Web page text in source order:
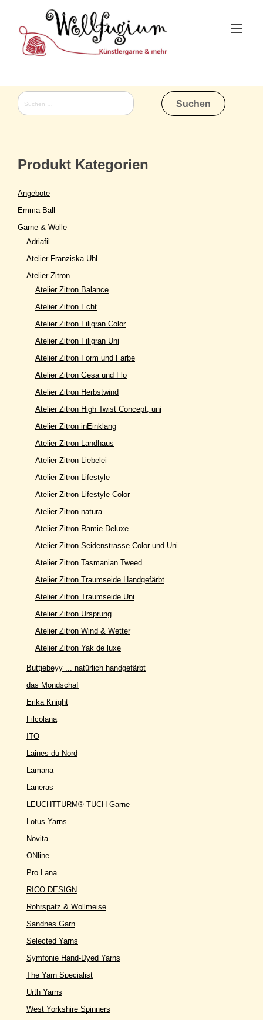
content
Suchen
nach:
Produkt Kategorien
Angebote
Emma Ball
Garne & Wolle
Adriafil
Atelier Franziska Uhl
Atelier Zitron
Atelier Zitron Balance
Atelier Zitron Echt
Atelier Zitron Filigran Color
Atelier Zitron Filigran Uni
Atelier Zitron Form und Farbe
Atelier Zitron Gesa und Flo
Atelier Zitron Herbstwind
Atelier Zitron High Twist Concept, uni
Atelier Zitron inEinklang
Atelier Zitron Landhaus
Atelier Zitron Liebelei
Atelier Zitron Lifestyle
Atelier Zitron Lifestyle Color
Atelier Zitron natura
Atelier Zitron Ramie Deluxe
Atelier Zitron Seidenstrasse Color und Uni
Atelier Zitron Tasmanian Tweed
Atelier Zitron Traumseide Handgefärbt
Atelier Zitron Traumseide Uni
Atelier Zitron Ursprung
Atelier Zitron Wind & Wetter
Atelier Zitron Yak de luxe
Buttjebeyy ... natürlich handgefärbt
das Mondschaf
Erika Knight
Filcolana
ITO
Laines du Nord
Lamana
Laneras
LEUCHTTURM®-TUCH Garne
Lotus Yarns
Novita
ONline
Pro Lana
RICO DESIGN
Rohrspatz & Wollmeise
Sandnes Garn
Selected Yarns
Symfonie Hand-Dyed Yarns
The Yarn Specialist
Urth Yarns
West Yorkshire Spinners